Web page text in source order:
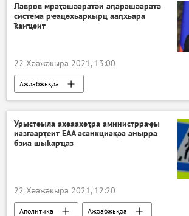
Лавров мраҭашәаратәи аԥарашәаратә
система рҽацәхьаркырц ааԥхьара
ҟаиҵеит
22 Хәажәкыра 2021, 13:00
Ажәабжьқәа
Урыстәыла ахәаахәҭра аминистрраҿы
иазгәарҭеит ЕАА асанкциақәа анырра
бзиа шыҟарҵаз
22 Хәажәкыра 2021, 12:20
Аполитика Ажәабжьқәа